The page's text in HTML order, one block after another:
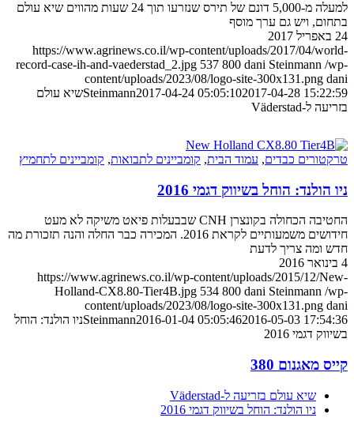
למעלה מ-5,000 דונם של תירס שנזרעו תוך 24 שעות מהווים שיא עולם
בתחום, ויש גם ערך מוסף
24 באפריל 2017
https://www.agrinews.co.il/wp-content/uploads/2017/04/world-
record-case-ih-and-vaederstad_2.jpg 537 800 dani Steinmann /wp-
content/uploads/2023/08/logo-site-300x131.png dani
Steinmann2017-04-24 05:05:102017-04-28 15:22:59
שיא עולם
בזריעה ל-Väderstad
טרקטורים כבדים, עמוד הבית, קומביינים לתבואות, קומביינים לתחמיץ
ניו הולנד: הוחל בשיווק דגמי 2016
החטיבה הכחולה בקונצרן CNH שבבעלות פיאט משיקה לא מעט
חידושים משמעותיים לקראת 2016. המכירה כבר החלה והנה תזכורת מה
חדש ומה צריך לדעת
4 בינואר 2016
https://www.agrinews.co.il/wp-content/uploads/2015/12/New-
Holland-CX8.80-Tier4B.jpg 534 800 dani Steinmann /wp-
content/uploads/2023/08/logo-site-300x131.png dani
Steinmann2016-01-04 05:05:462016-05-03 17:54:36
ניו הולנד: הוחל
בשיווק דגמי 2016
קייס מאגנום 380
שיא עולם בזריעה ל-Väderstad
ניו הולנד: הוחל בשיווק דגמי 2016